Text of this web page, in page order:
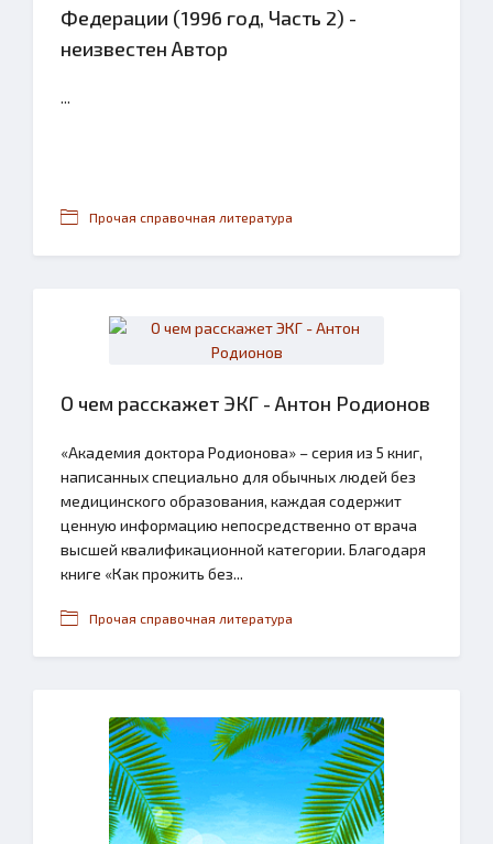
Федерации (1996 год, Часть 2) -
неизвестен Автор
...
Прочая справочная литература
О чем расскажет ЭКГ - Антон Родионов
«Академия доктора Родионова» – серия из 5 книг,
написанных специально для обычных людей без
медицинского образования, каждая содержит
ценную информацию непосредственно от врача
высшей квалификационной категории. Благодаря
книге «Как прожить без...
Прочая справочная литература